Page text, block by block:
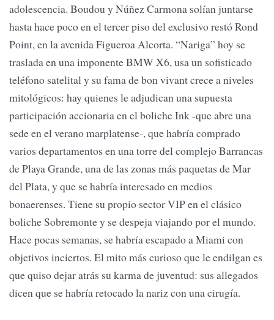
adolescencia. Boudou y Núñez Carmona solían juntarse
hasta hace poco en el tercer piso del exclusivo restó Rond
Point, en la avenida Figueroa Alcorta. “Nariga” hoy se
traslada en una imponente BMW X6, usa un sofisticado
teléfono satelital y su fama de bon vivant crece a niveles
mitológicos: hay quienes le adjudican una supuesta
participación accionaria en el boliche Ink -que abre una
sede en el verano marplatense-, que habría comprado
varios departamentos en una torre del complejo Barrancas
de Playa Grande, una de las zonas más paquetas de Mar
del Plata, y que se habría interesado en medios
bonaerenses. Tiene su propio sector VIP en el clásico
boliche Sobremonte y se despeja viajando por el mundo.
Hace pocas semanas, se habría escapado a Miami con
objetivos inciertos. El mito más curioso que le endilgan es
que quiso dejar atrás su karma de juventud: sus allegados
dicen que se habría retocado la nariz con una cirugía.